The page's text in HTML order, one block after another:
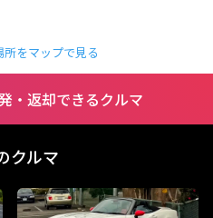
所をマップで見る
・返却できるクルマ
クルマ